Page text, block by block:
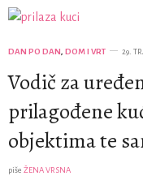
DAN PO DAN, DOM I VRT 29.
Vodič za
prilagođene
objektima te
piše ŽENA VRSNA